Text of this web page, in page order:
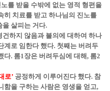
를 받을 수밖에 없는 영적 형편을
히 치료를 받고 하나님의 진노를
을 살피는 거다.
하지 않음과 불의에 대하여 하나
계로 임한다 했다. 첫째는 버려두
다. 롬1장은 버려두심에 대해, 롬2
로’ 공정하게 이루어진다 했다. 참
함을 구하는 사람은 영생을 얻고,